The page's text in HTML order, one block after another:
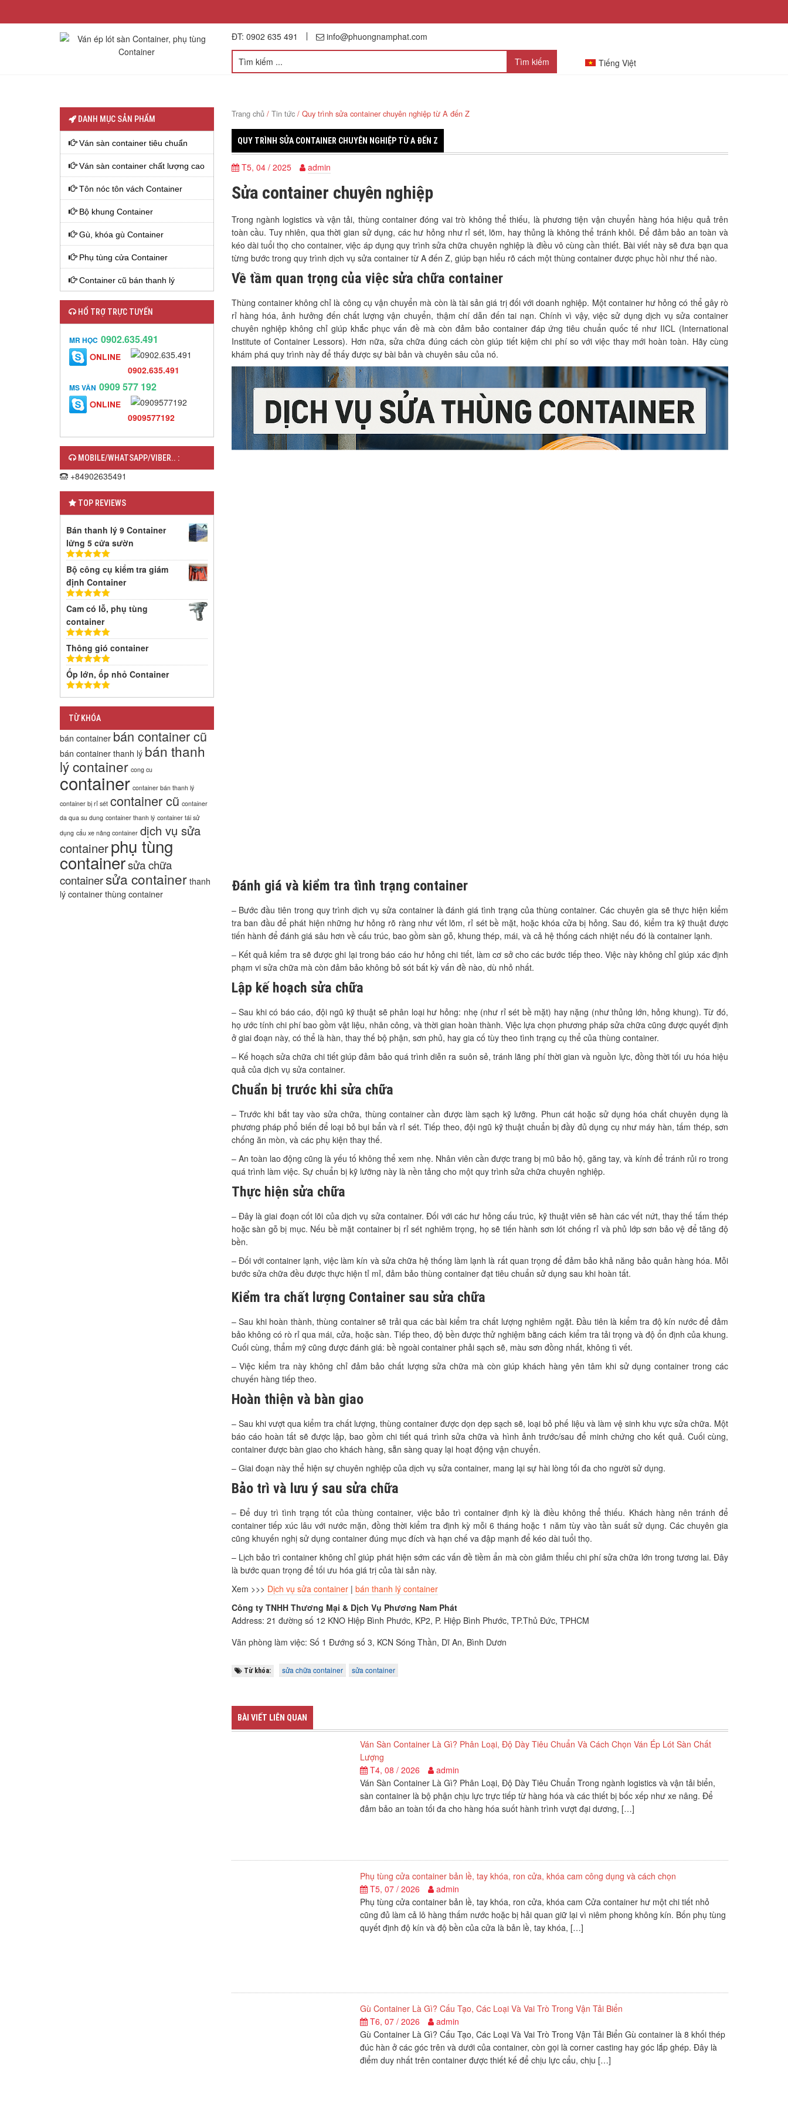
ĐT: 0902 635 491 info@phuongnamphat.com
Tiếng Việt
DANH MỤC SẢN PHẨM
Ván sàn container tiêu chuẩn
Ván sàn container chất lượng cao
Tôn nóc tôn vách Container
Bộ khung Container
Gù, khóa gù Container
Phụ tùng cửa Container
Container cũ bán thanh lý
HỔ TRỢ TRỰC TUYẾN
MR HỌC 0902.635.491
0902.635.491
MS VÂN 0909 577 192
0909577192
MOBILE/WHATSAPP/VIBER.. :
+84902635491
TOP REVIEWS
Bán thanh lý 9 Container
lửng 5 cửa sườn
5trên 5
Bộ công cụ kiểm tra giám
định Container
5trên 5
Cam có lỗ, phụ tùng
container
5trên 5
Thông gió container
5trên 5
Ốp lớn, ốp nhỏ Container
trên 5
TỪ KHÓA
bán container bán container cũ
bán container thanh lý bán thanh
lý container cong cu
container container bán thanh lý
container bị rỉ sét container cũ
da qua su dung container thanh lý container tái sử
dụng cẩu xe nâng container dịch vụ sửa
Trang chủ/ Tin tức/ Quy trình sửa container chuyên nghiệp từ A đến Z
QUY TRÌNH SỬA CONTAINER CHUYÊN NGHIỆP TỪ A ĐẾN Z
T5, 04 / 2025 admin
Sửa container chuyên nghiệp
Trong ngành logistics và vận tải, thùng container đóng vai trò không thể thiếu, là phương tiện vận chuyển hàng hóa hiệu quả trên
toàn cầu. Tuy nhiên, qua thời gian sử dụng, các hư hỏng như rỉ sét, lõm, hay thủng là không thể tránh khỏi. Để đảm bảo an toàn và
kéo dài tuổi thọ cho container, việc áp dụng quy trình sửa chữa chuyên nghiệp là điều vô cùng cần thiết. Bài viết này sẽ đưa bạn qua
từng bước trong quy trình dịch vụ sửa container từ A đến Z, giúp bạn hiểu rõ cách một thùng container được phục hồi như thế nào.
Về tầm quan trọng của việc sửa chữa container
Thùng container không chỉ là công cụ vận chuyển mà còn là tài sản giá trị đối với doanh nghiệp. Một container hư hỏng có thể gây rò
rỉ hàng hóa, ảnh hưởng đến chất lượng vận chuyển, thậm chí dẫn đến tai nạn. Chính vì vậy, việc sử dụng dịch vụ sửa container
chuyên nghiệp không chỉ giúp khắc phục vấn đề mà còn đảm bảo container đáp ứng tiêu chuẩn quốc tế như IICL (International
Institute of Container Lessors). Hơn nữa, sửa chữa đúng cách còn giúp tiết kiệm chi phí so với việc thay mới hoàn toàn. Hãy cùng
khám phá quy trình này để thấy được sự bài bản và chuyên sâu của nó.
Đánh giá và kiểm tra tình trạng container
– Bước đầu tiên trong quy trình dịch vụ sửa container là đánh giá tình trạng của thùng container. Các chuyên gia sẽ thực hiện kiểm
tra ban đầu để phát hiện những hư hỏng rõ ràng như vết lõm, rỉ sét bề mặt, hoặc khóa cửa bị hỏng. Sau đó, kiểm tra kỹ thuật được
tiến hành để đánh giá sâu hơn về cấu trúc, bao gồm sàn gỗ, khung thép, mái, và cả hệ thống cách nhiệt nếu đó là container lạnh.
– Kết quả kiểm tra sẽ được ghi lại trong báo cáo hư hỏng chi tiết, làm cơ sở cho các bước tiếp theo. Việc này không chỉ giúp xác định
phạm vi sửa chữa mà còn đảm bảo không bỏ sót bất kỳ vấn đề nào, dù nhỏ nhất.
Lập kế hoạch sửa chữa
– Sau khi có báo cáo, đội ngũ kỹ thuật sẽ phân loại hư hỏng: nhẹ (như rỉ sét bề mặt) hay nặng (như thủng lớn, hỏng khung). Từ đó,
họ ước tính chi phí bao gồm vật liệu, nhân công, và thời gian hoàn thành. Việc lựa chọn phương pháp sửa chữa cũng được quyết định
ở giai đoạn này, có thể là hàn, thay thế bộ phận, sơn phủ, hay gia cố tùy theo tình trạng cụ thể của thùng container.
– Kế hoạch sửa chữa chi tiết giúp đảm bảo quá trình diễn ra suôn sẻ, tránh lãng phí thời gian và nguồn lực, đồng thời tối ưu hóa hiệu
quả của dịch vụ sửa container.
Chuẩn bị trước khi sửa chữa
– Trước khi bắt tay vào sửa chữa, thùng container cần được làm sạch kỹ lưỡng. Phun cát hoặc sử dụng hóa chất chuyên dụng là
phương pháp phổ biến để loại bỏ bụi bẩn và rỉ sét. Tiếp theo, đội ngũ kỹ thuật chuẩn bị đầy đủ dụng cụ như máy hàn, tấm thép, sơn
chống ăn mòn, và các phụ kiện thay thế.
– An toàn lao động cũng là yếu tố không thể xem nhẹ. Nhân viên cần được trang bị mũ bảo hộ, găng tay, và kính để tránh rủi ro trong
quá trình làm việc. Sự chuẩn bị kỹ lưỡng này là nền tảng cho một quy trình sửa chữa chuyên nghiệp.
Thực hiện sửa chữa
– Đây là giai đoạn cốt lõi của dịch vụ sửa container. Đối với các hư hỏng cấu trúc, kỹ thuật viên sẽ hàn các vết nứt, thay thế tấm thép
hoặc sàn gỗ bị mục. Nếu bề mặt container bị rỉ sét nghiêm trọng, họ sẽ tiến hành sơn lót chống rỉ và phủ lớp sơn bảo vệ để tăng độ
bền.
– Đối với container lạnh, việc làm kín và sửa chữa hệ thống làm lạnh là rất quan trọng để đảm bảo khả năng bảo quản hàng hóa. Mỗi
bước sửa chữa đều được thực hiện tỉ mỉ, đảm bảo thùng container đạt tiêu chuẩn sử dụng sau khi hoàn tất.
Kiểm tra chất lượng Container sau sửa chữa
– Sau khi hoàn thành, thùng container sẽ trải qua các bài kiểm tra chất lượng nghiêm ngặt. Đầu tiên là kiểm tra độ kín nước để đảm
bảo không có rò rỉ qua mái, cửa, hoặc sàn. Tiếp theo, độ bền được thử nghiệm bằng cách kiểm tra tải trọng và độ ổn định của khung.
Cuối cùng, thẩm mỹ cũng được đánh giá: bề ngoài container phải sạch sẽ, màu sơn đồng nhất, không tì vết.
– Việc kiểm tra này không chỉ đảm bảo chất lượng sửa chữa mà còn giúp khách hàng yên tâm khi sử dụng container trong các
chuyến hàng tiếp theo.
Hoàn thiện và bàn giao
– Sau khi vượt qua kiểm tra chất lượng, thùng container được dọn dẹp sạch sẽ, loại bỏ phế liệu và làm vệ sinh khu vực sửa chữa. Một
báo cáo hoàn tất sẽ được lập, bao gồm chi tiết quá trình sửa chữa và hình ảnh trước/sau để minh chứng cho kết quả. Cuối cùng,
container được bàn giao cho khách hàng, sẵn sàng quay lại hoạt động vận chuyển.
– Giai đoạn này thể hiện sự chuyên nghiệp của dịch vụ sửa container, mang lại sự hài lòng tối đa cho người sử dụng.
Bảo trì và lưu ý sau sửa chữa
– Để duy trì tình trạng tốt của thùng container, việc bảo trì container định kỳ là điều không thể thiếu. Khách hàng nên tránh để
container tiếp xúc lâu với nước mặn, đồng thời kiểm tra định kỳ mỗi 6 tháng hoặc 1 năm tùy vào tần suất sử dụng. Các chuyên gia
cũng khuyến nghị sử dụng container đúng mục đích và hạn chế va đập mạnh để kéo dài tuổi thọ.
– Lịch bảo trì container không chỉ giúp phát hiện sớm các vấn đề tiềm ẩn mà còn giảm thiểu chi phí sửa chữa lớn trong tương lai. Đây
là bước quan trọng để tối ưu hóa giá trị của tài sản này.
Xem >>> Dịch vụ sửa container| bán thanh lý container
Công ty TNHH Thương Mại & Dịch Vụ Phương Nam Phát
Address: 21 đường số 12 KNO Hiệp Bình Phước, KP2, P. Hiệp Bình Phước, TP.Thủ Đức, TPHCM
Văn phòng làm việc: Số 1 Đướng số 3, KCN Sóng Thần, Dĩ An, Bình Dươn
Từ khóa: sửa chữa container sửa container
BÀI VIẾT LIÊN QUAN
Ván Sàn Container Là Gì? Phân Loại, Độ Dày Tiêu Chuẩn Và Cách Chọn Ván Ép Lót Sàn Chất
Lượng
T4, 08 / 2026
admin
Ván Sàn Container Là Gì? Phân Loại, Độ Dày Tiêu Chuẩn Trong ngành logistics và vận tải biển,
sàn container là bộ phận chịu lực trực tiếp từ hàng hóa và các thiết bị bốc xếp như xe nâng. Để
đảm bảo an toàn tối đa cho hàng hóa suốt hành trình vượt đại dương, […]
cũng đủ làm cả lô hàng thấm nước hoặc bị hải quan giữ lại vì niêm phong không kín. Bốn phụ tùng
quyết định độ kín và độ bền của cửa là bản lề, tay khóa, […]
Gù Container Là Gì? Cấu Tạo, Các Loại Và Vai Trò Trong Vận Tải Biển
T6, 07 / 2026
admin
Dịch vụ sửa chữa container quy trình, hạng mục và cách tính báo giá
T5, 07 / 2026
admin
Sửa chữa container là quá trình khắc phục các hư hỏng và xuống cấp của thùng container để đưa
chúng trở về tình trạng an toàn, đúng chuẩn vận chuyển. Chi phí sửa chữa phụ thuộc vào loại hư
hỏng, vị trí, loại container (khô hay lạnh), và đơn vị thực hiện. Theo tiêu chuẩn […]